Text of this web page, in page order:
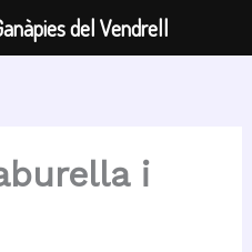
i
del Vendrell